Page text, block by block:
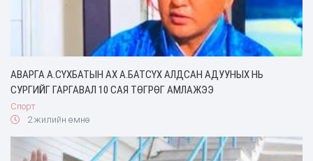
АВАРГА А.СҮХБАТЫН АХ А.БАТСҮХ АЛДСАН АДУУНЫХ НЬ
СУРГИЙГ ГАРГАВАЛ 10 САЯ ТӨГРӨГ АМЛАЖЭЭ
Спорт
2 жилийн өмнө